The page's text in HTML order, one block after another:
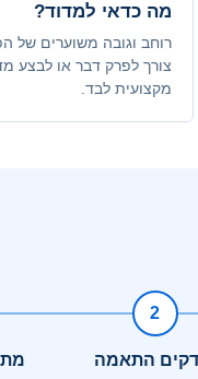
מה כדאי למדוד?
רוחב וגובה משוערים של
צורך לפרק דבר או לבצע
מקצועית לבד.
2
התאמה